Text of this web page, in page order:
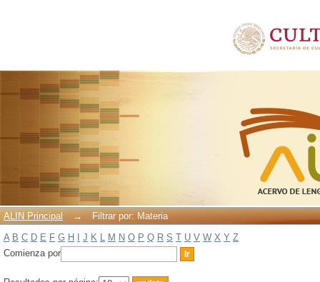
ALIN Principal →
Filtrar por: Materia
A B C D E F G H J K L M N O P Q R S T U V W X Y Z
Comienza por